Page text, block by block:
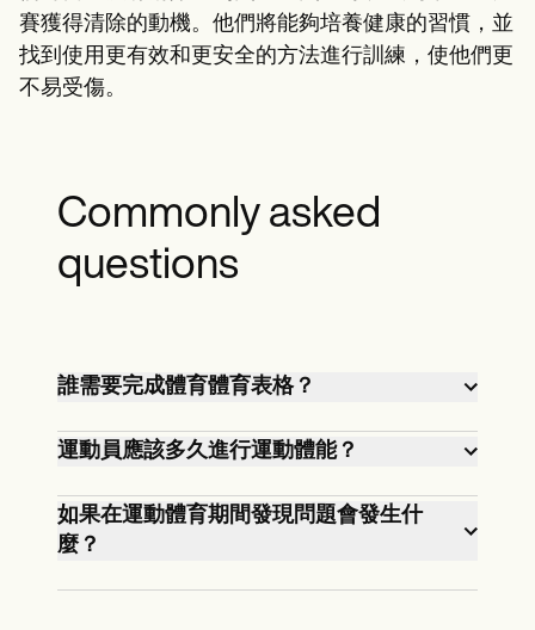
賽獲得清除的動機。他們將能夠培養健康的習慣，並
找到使用更有效和更安全的方法進行訓練，使他們更
不易受傷。
Commonly asked
questions
誰需要完成體育體育表格？
大多數學齡運動員和計劃參加有組織運
動的個人都必須填寫體育體育表格。這
個要求可能會根據州法律和體育組織的
指南而有所不同，但通常是青年體育，
學校隊和大學計劃的標準部分。
運動員應該多久進行運動體能？
運動員通常需要每年進行體育運動。但
是，特定頻率可能會根據組織規則和州
法規而有所不同。建議在運動賽季開始
前至少六週完成身體檢查，以便有時間
如果在運動體育期間發現問題會發生什
麼？
如果在體育體育期間發現問題，醫療保